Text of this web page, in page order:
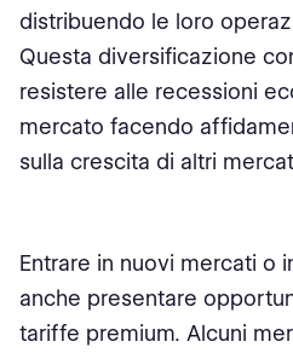
distribuendo le loro
Questa diversificazione
resistere alle recessioni
mercato facendo
sulla crescita di altri
Entrare in nuovi mercati o
anche presentare
tariffe premium. Alcuni